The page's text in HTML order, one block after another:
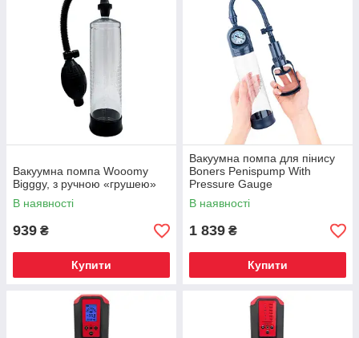
Вакуумна помпа Wooomy
Bigggy, з ручною «грушею»
В наявності
939 ₴
Купити
Вакуумна помпа для пінису
Boners Penispump With
Pressure Gauge
В наявності
1 839 ₴
Купити